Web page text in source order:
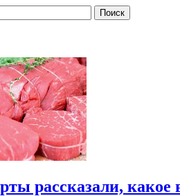
рассказали, какое